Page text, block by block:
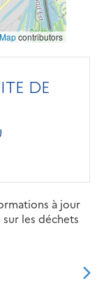
contributors
DE
à jour
les déchets